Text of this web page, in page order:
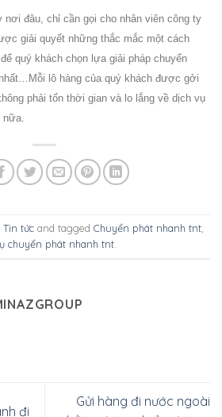
đâu, chỉ cần gọi cho nhân viên công ty
giải quyết những thắc mắc một cách
quý khách chọn lựa giải pháp chuyển
lô hàng của quý khách được gởi
phải tốn thời gian và lo lắng về dịch vụ
nữa.
Tin tức and tagged Chuyển phát nhanh tnt,
chuyển phát nhanh tnt.
đi
Gửi hàng đi nước ngoài